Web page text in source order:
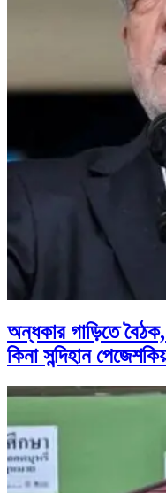
অন্ধকার গাড়িতে
কিনা সন্দিহান